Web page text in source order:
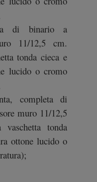
di binario a
11/12,5 cm.
tonda cieca e
lucido o cromo
completa di
muro 11/12,5
tonda
ottone lucido o